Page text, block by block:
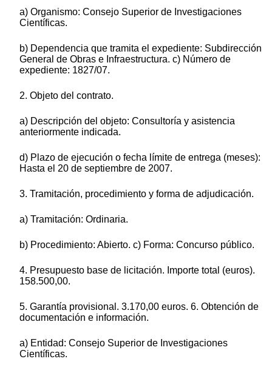
a) Organismo: Consejo Superior de Investigaciones
Científicas.
b) Dependencia que tramita el expediente: Subdirección
General de Obras e Infraestructura. c) Número de
expediente: 1827/07.
2. Objeto del contrato.
a) Descripción del objeto: Consultoría y asistencia
anteriormente indicada.
d) Plazo de ejecución o fecha límite de entrega (meses):
Hasta el 20 de septiembre de 2007.
3. Tramitación, procedimiento y forma de adjudicación.
a) Tramitación: Ordinaria.
b) Procedimiento: Abierto. c) Forma: Concurso público.
4. Presupuesto base de licitación. Importe total (euros).
158.500,00.
5. Garantía provisional. 3.170,00 euros. 6. Obtención de
documentación e información.
a) Entidad: Consejo Superior de Investigaciones
Científicas.